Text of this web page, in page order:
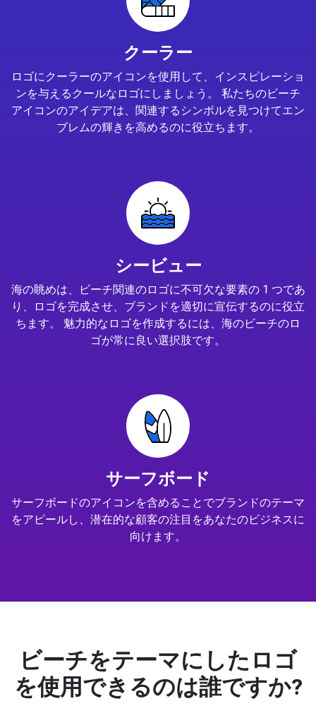
クーラー
ロゴにクーラーのアイコンを使用して、インスピレーショ
ンを与えるクールなロゴにしましょう。 私たちのビーチ
アイコンのアイデアは、関連するシンボルを見つけてエン
ブレムの輝きを高めるのに役立ちます。
シービュー
海の眺めは、ビーチ関連のロゴに不可欠な要素の 1 つであ
り、ロゴを完成させ、ブランドを適切に宣伝するのに役立
ちます。 魅力的なロゴを作成するには、海のビーチのロ
ゴが常に良い選択肢です。
サーフボード
サーフボードのアイコンを含めることでブランドのテーマ
をアピールし、潜在的な顧客の注目をあなたのビジネスに
向けます。
ビーチをテーマにしたロゴ
を使用できるのは誰ですか?